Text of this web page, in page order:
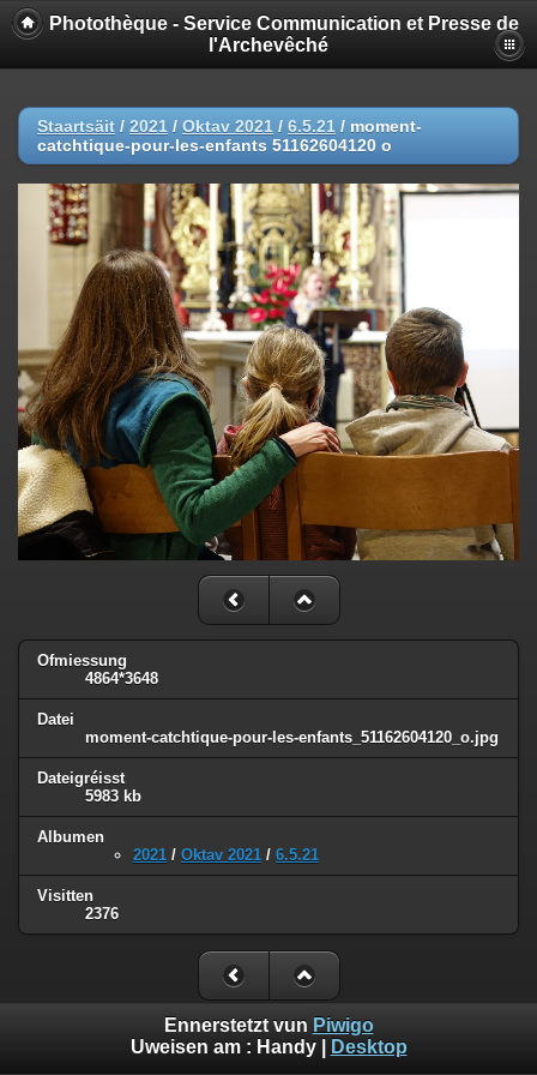
Photothèque - Service Communication et Presse de
l'Archevêché
Staartsäit / 2021 / Oktav 2021 / 6.5.21 / moment-
catchtique-pour-les-enfants 51162604120 o
Ofmiessung
4864*3648
Datei
moment-catchtique-pour-les-enfants_51162604120_o.jpg
Dateigréisst
5983 kb
Albumen
2021 / Oktav 2021 / 6.5.21
Visitten
2376
Ennerstetzt vun Piwigo
Uweisen am : Handy| Desktop